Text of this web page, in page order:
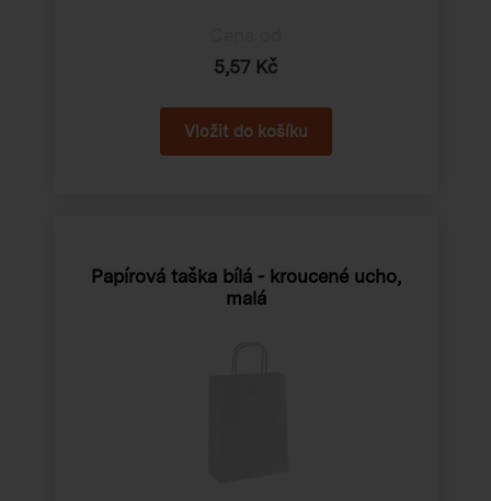
5,57 Kč
Papírová taška bílá - kroucené ucho,
malá